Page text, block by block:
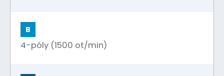
B
4-póly (1500 ot/min)